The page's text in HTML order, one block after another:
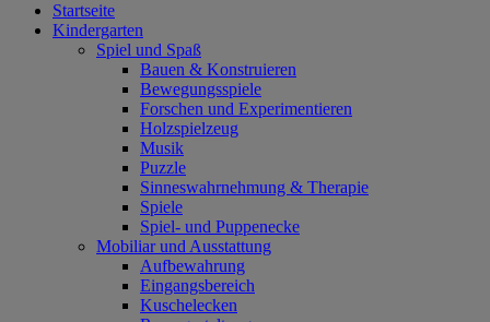
Startseite
Kindergarten
Spiel und Spaß
Bauen & Konstruieren
Bewegungsspiele
Forschen und Experimentieren
Holzspielzeug
Musik
Puzzle
Sinneswahrnehmung & Therapie
Spiele
Spiel- und Puppenecke
Mobiliar und Ausstattung
Aufbewahrung
Eingangsbereich
Kuschelecken